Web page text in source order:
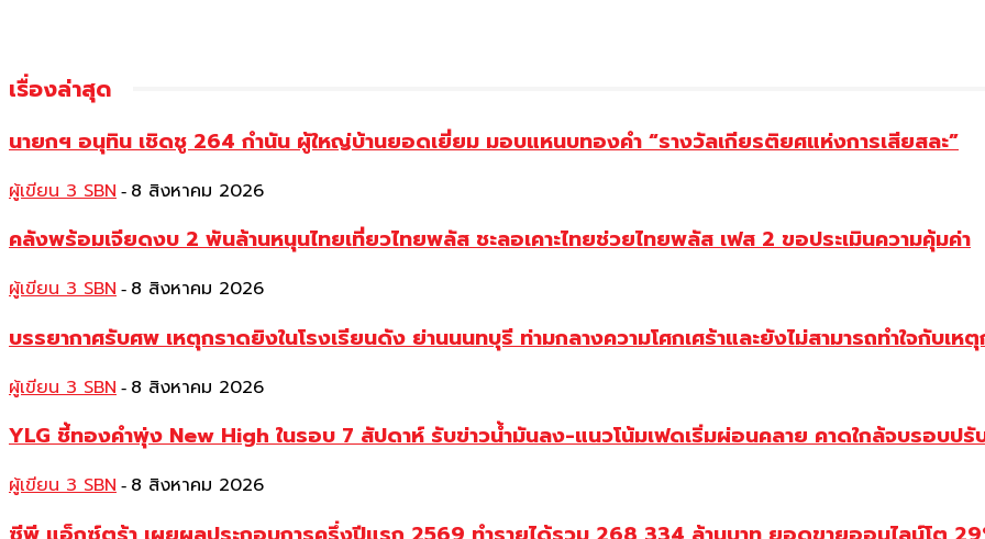
เรื่องล่าสุด
นายกฯ อนุทิน เชิดชู 264 กำนัน ผู้ใหญ่บ้านยอดเยี่ยม มอบแหนบทองคำ “รางวัลเกียรติยศแห่งการเสียสละ”
ผู้เขียน 3 SBN - 8 สิงหาคม 2026
คลังพร้อมเจียดงบ 2 พันล้านหนุนไทยเที่ยวไทยพลัส ชะลอเคาะไทยช่วยไทยพลัส เฟส 2 ขอประเมินความคุ้มค่า
ผู้เขียน 3 SBN - 8 สิงหาคม 2026
บรรยากาศรับศพ เหตุกราดยิงในโรงเรียนดัง ย่านนนทบุรี ท่ามกลางความโศกเศร้าและยังไม่สามารถทำใจกับเห
ผู้เขียน 3 SBN - 8 สิงหาคม 2026
YLG ชี้ทองคำพุ่ง New High ในรอบ 7 สัปดาห์ รับข่าวน้ำมันลง-แนวโน้มเฟดเริ่มผ่อนคลาย คาดใกล้จบรอบปรั
ผู้เขียน 3 SBN - 8 สิงหาคม 2026